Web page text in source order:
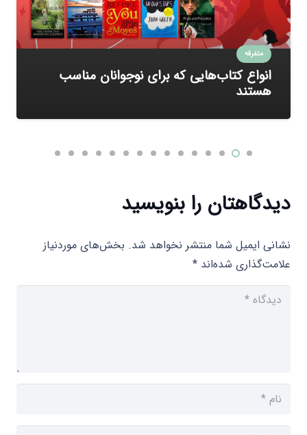
متفرقه
انواع کتاب‌هایی که برای نوجوانان مناسب
هستند
دیدگاهتان را بنویسید
نشانی ایمیل شما منتشر نخواهد شد. بخش‌های موردنیاز
علامت‌گذاری شده‌اند *